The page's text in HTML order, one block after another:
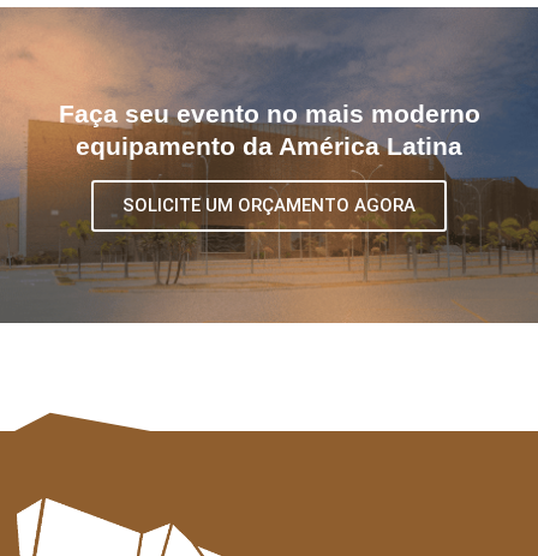
Faça seu evento no mais moderno
equipamento da América Latina
SOLICITE UM ORÇAMENTO AGORA